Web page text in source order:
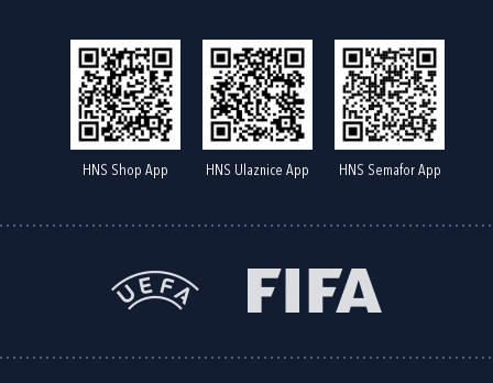
HNS Shop App HNS Ulaznice App HNS Semafor App